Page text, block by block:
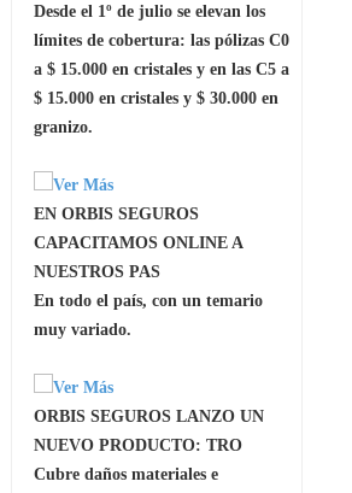
Desde el 1º de julio se elevan los
límites de cobertura: las pólizas C0
a $ 15.000 en cristales y en las C5 a
$ 15.000 en cristales y $ 30.000 en
granizo.
EN ORBIS SEGUROS
CAPACITAMOS ONLINE A
NUESTROS PAS
En todo el país, con un temario
muy variado.
ORBIS SEGUROS LANZO UN
NUEVO PRODUCTO: TRO
Cubre daños materiales e